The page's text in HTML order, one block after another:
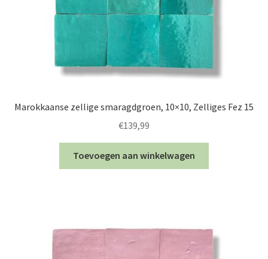
Marokkaanse zellige smaragdgroen, 10×10, Zelliges Fez 15
€139,99
Toevoegen aan winkelwagen